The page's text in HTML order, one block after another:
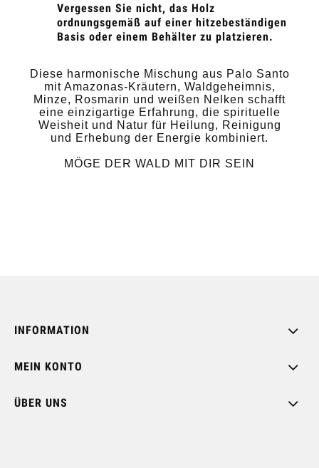
Vergessen Sie nicht, das Holz
ordnungsgemäß auf einer hitzebeständigen
Basis oder einem Behälter zu platzieren.
Diese harmonische Mischung aus Palo Santo
mit Amazonas-Kräutern, Waldgeheimnis,
Minze, Rosmarin und weißen Nelken schafft
eine einzigartige Erfahrung, die spirituelle
Weisheit und Natur für Heilung, Reinigung
und Erhebung der Energie kombiniert.
MÖGE DER WALD MIT DIR SEIN
INFORMATION
MEIN KONTO
ÜBER UNS